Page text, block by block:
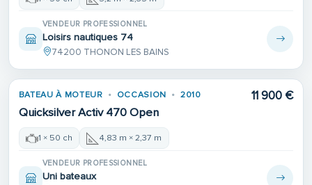
VENDEUR PROFESSIONNEL
Loisirs nautiques 74
74200 THONON LES BAINS
BATEAU À MOTEUR OCCASION 2010
Quicksilver Activ 470 Open
11 900 €
1 × 50 ch 4,83 m × 2,37 m
VENDEUR PROFESSIONNEL
Uni bateaux